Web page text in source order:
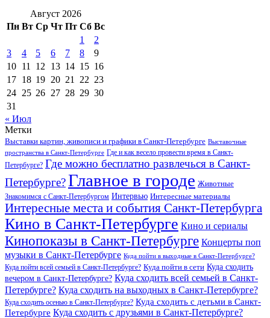
Август 2026
Пн Вт Ср Чт Пт Сб Вс
1
2
3
4 5 6 7 8
9
10 11 12 13 14 15 16
17 18 19 20 21 22 23
24 25 26 27 28 29 30
31
« Июл
Метки
Выставки картин, живописи и графики в Санкт-Петербурге Выставочные
пространства в Санкт-Петербурге Где и как весело провести время в Санкт-
Петербурге? Где можно бесплатно развлечься в Санкт-
Петербурге?Главное в городе Животные
Знакомимся с Санкт-Петербургом Интервью Интересные материалы
Интересные места и события Санкт-Петербурга
Кино в Санкт-Петербурге Кино и сериалы
Кинопоказы в Санкт-Петербурге Концерты поп
музыки в Санкт-Петербурге Куда пойти в выходные в Санкт-Петербурге?
Куда пойти всей семьей в Санкт-Петербурге? Куда пойти в сети Куда сходить
вечером в Санкт-Петербурге? Куда сходить всей семьей в Санкт-
Петербурге? Куда сходить на выходных в Санкт-Петербурге?
Куда сходить осенью в Санкт-Петербурге? Куда сходить с детьми в Санкт-
Петербурге Куда сходить с друзьями в Санкт-Петербурге?